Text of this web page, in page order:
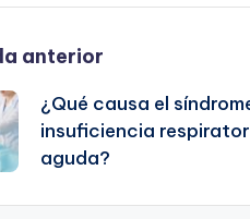
anterior
¿Qué causa el
insuficiencia
aguda?